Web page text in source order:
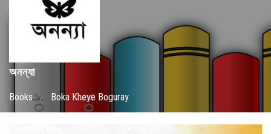
অনন্যা
Books / Boka Kheye Boguray